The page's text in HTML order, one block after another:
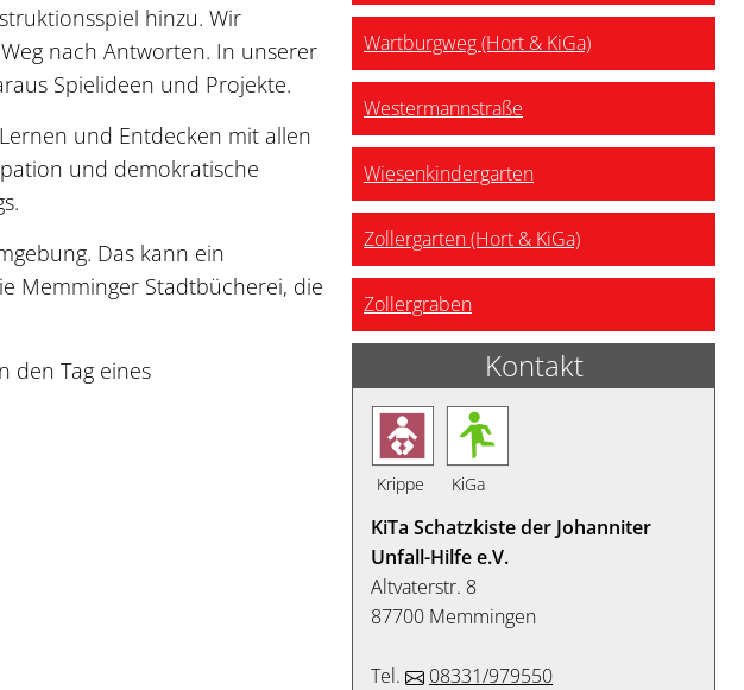
hinzu. Wir
nach Antworten. In unserer
Spielideen und Projekte.
und Entdecken mit allen
und demokratische
Das kann ein
Memminger Stadtbücherei, die
den Tag eines
Wartburgweg (Hort & KiGa)
Westermannstraße
Wiesenkindergarten
Zollergarten (Hort & KiGa)
Zollergraben
Kontakt
Krippe KiGa
KiTa Schatzkiste der Johanniter
Unfall-Hilfe e.V.
Altvaterstr. 8
87700 Memmingen
Tel.
08331/979550